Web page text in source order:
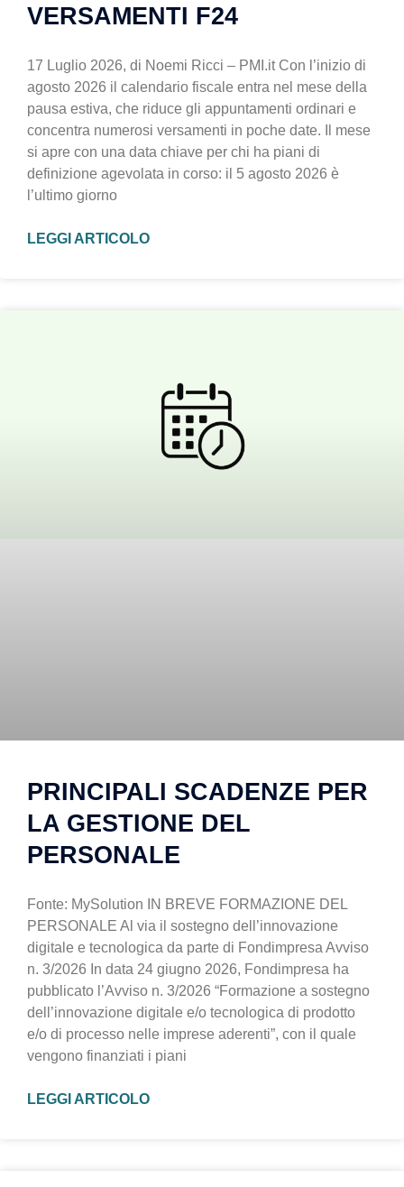
VERSAMENTI F24
17 Luglio 2026, di Noemi Ricci – PMI.it Con l’inizio di
agosto 2026 il calendario fiscale entra nel mese della
pausa estiva, che riduce gli appuntamenti ordinari e
concentra numerosi versamenti in poche date. Il mese
si apre con una data chiave per chi ha piani di
definizione agevolata in corso: il 5 agosto 2026 è
l’ultimo giorno
LEGGI ARTICOLO
PRINCIPALI SCADENZE PER
LA GESTIONE DEL
PERSONALE
Fonte: MySolution IN BREVE FORMAZIONE DEL
PERSONALE Al via il sostegno dell’innovazione
digitale e tecnologica da parte di Fondimpresa Avviso
n. 3/2026 In data 24 giugno 2026, Fondimpresa ha
pubblicato l’Avviso n. 3/2026 “Formazione a sostegno
dell’innovazione digitale e/o tecnologica di prodotto
e/o di processo nelle imprese aderenti”, con il quale
vengono finanziati i piani
LEGGI ARTICOLO